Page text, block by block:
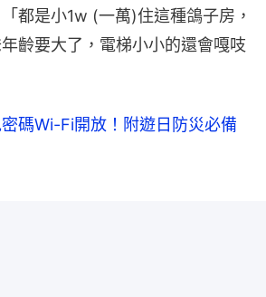
都是小1w (一萬)住這種鴿子房，
齡要大了，電梯小小的還會嘎吱
碼Wi-Fi開放！附遊日防災必備